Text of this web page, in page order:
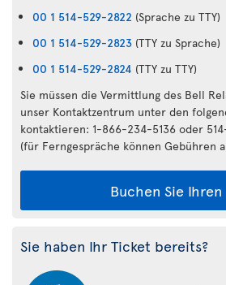
00 1 514-529-2822 (Sprache zu TTY)
00 1 514-529-2823 (TTY zu Sprache)
00 1 514-529-2824 (TTY zu TTY)
Sie müssen die Vermittlung des Bell
unser Kontaktzentrum unter den
kontaktieren: 1-866-234-5136 oder
(für Ferngespräche können Gebühren
Buchen Sie Ihren
Sie haben Ihr Ticket bereits?